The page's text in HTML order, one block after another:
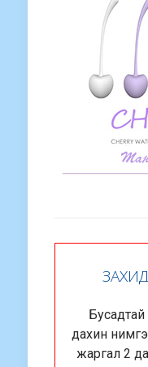
дахин
жаргал 2